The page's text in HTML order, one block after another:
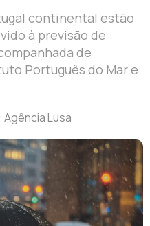
continental estão
à previsão de
de
Português do Mar e
Agência Lusa